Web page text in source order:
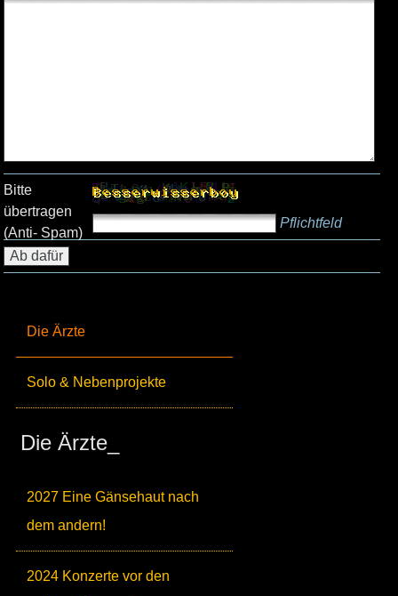
Die Ärzte
Solo & Nebenprojekte
Die Ärzte_
2027 Eine Gänsehaut nach
dem andern!
2024 Konzerte vor den
Bitte
übertragen
(Anti- Spam)
Pflichtfeld